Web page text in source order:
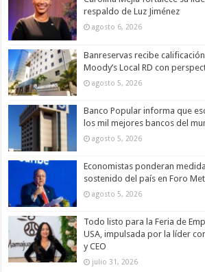
respaldo de Luz Jiménez
agosto 6, 2026
Banreservas recibe
Moody’s Local RD con
agosto 5, 2026
Banco Popular informa que
los mil mejores bancos del
agosto 5, 2026
Economistas ponderan
sostenido del país en Foro
agosto 5, 2026
Todo listo para la Feria de
USA, impulsada por la líder
y CEO
julio 31, 2026